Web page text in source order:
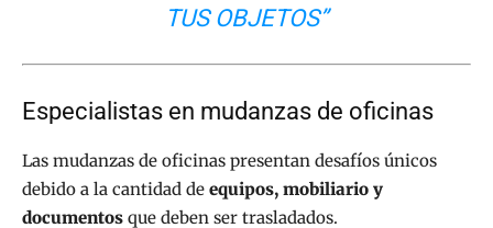
TUS OBJETOS”
Especialistas en mudanzas de oficinas
Las mudanzas de oficinas presentan desafíos únicos
debido a la cantidad de equipos, mobiliario y
documentos que deben ser trasladados.